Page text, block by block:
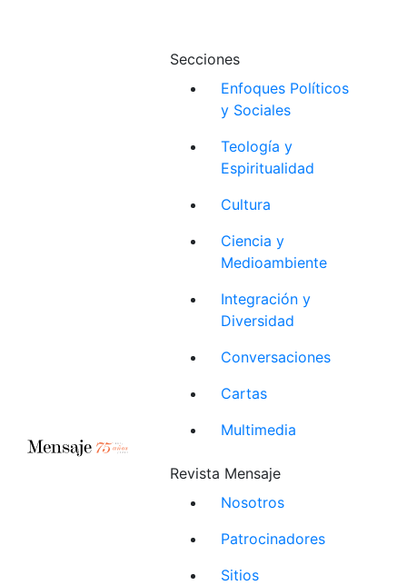
Secciones
Enfoques Políticos
y Sociales
Teología y
Espiritualidad
Cultura
Ciencia y
Medioambiente
Integración y
Diversidad
Conversaciones
Cartas
Multimedia
Revista Mensaje
Nosotros
Patrocinadores
Sitios